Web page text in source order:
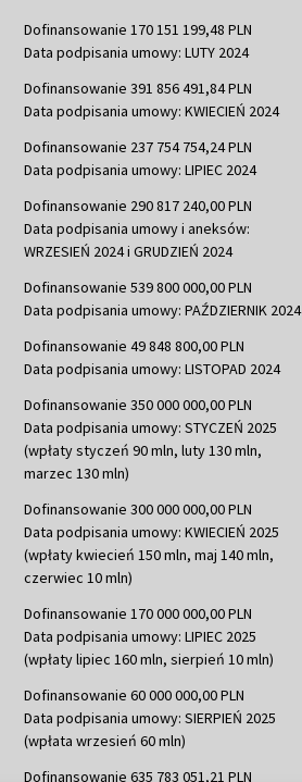
Dofinansowanie 170 151 199,48 PLN
Data podpisania umowy: LUTY 2024
Dofinansowanie 391 856 491,84 PLN
Data podpisania umowy: KWIECIEŃ 2024
Dofinansowanie 237 754 754,24 PLN
Data podpisania umowy: LIPIEC 2024
Dofinansowanie 290 817 240,00 PLN
Data podpisania umowy i aneksów:
WRZESIEŃ 2024 i GRUDZIEŃ 2024
Dofinansowanie 539 800 000,00 PLN
Data podpisania umowy: PAŹDZIERNIK 2024
Dofinansowanie 49 848 800,00 PLN
Data podpisania umowy: LISTOPAD 2024
Dofinansowanie 350 000 000,00 PLN
Data podpisania umowy: STYCZEŃ 2025
(wpłaty styczeń 90 mln, luty 130 mln,
marzec 130 mln)
Dofinansowanie 300 000 000,00 PLN
Data podpisania umowy: KWIECIEŃ 2025
(wpłaty kwiecień 150 mln, maj 140 mln,
czerwiec 10 mln)
Dofinansowanie 170 000 000,00 PLN
Data podpisania umowy: LIPIEC 2025
(wpłaty lipiec 160 mln, sierpień 10 mln)
Dofinansowanie 60 000 000,00 PLN
Data podpisania umowy: SIERPIEŃ 2025
(wpłata wrzesień 60 mln)
Dofinansowanie 635 783 051,21 PLN